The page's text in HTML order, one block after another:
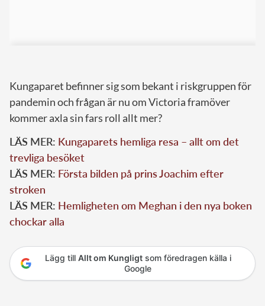
Kungaparet befinner sig som bekant i riskgruppen för
pandemin och frågan är nu om Victoria framöver
kommer axla sin fars roll allt mer?
LÄS MER: Kungaparets hemliga resa – allt om det
trevliga besöket
LÄS MER: Första bilden på prins Joachim efter
stroken
LÄS MER: Hemligheten om Meghan i den nya boken
chockar alla
Lägg till Allt om Kungligtsom föredragen källa i
Google